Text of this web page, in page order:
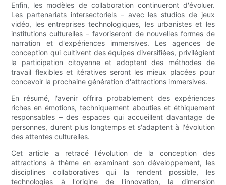
Enfin, les modèles de collaboration continueront d'évoluer.
Les partenariats intersectoriels – avec les studios de jeux
vidéo, les entreprises technologiques, les urbanistes et les
institutions culturelles – favoriseront de nouvelles formes de
narration et d'expériences immersives. Les agences de
conception qui cultivent des équipes diversifiées, privilégient
la participation citoyenne et adoptent des méthodes de
travail flexibles et itératives seront les mieux placées pour
concevoir la prochaine génération d'attractions immersives.
En résumé, l'avenir offrira probablement des expériences
riches en émotions, techniquement abouties et éthiquement
responsables – des espaces qui accueillent davantage de
personnes, durent plus longtemps et s'adaptent à l'évolution
des attentes culturelles.
Cet article a retracé l'évolution de la conception des
attractions à thème en examinant son développement, les
disciplines collaboratives qui la rendent possible, les
technologies à l'origine de l'innovation, la dimension